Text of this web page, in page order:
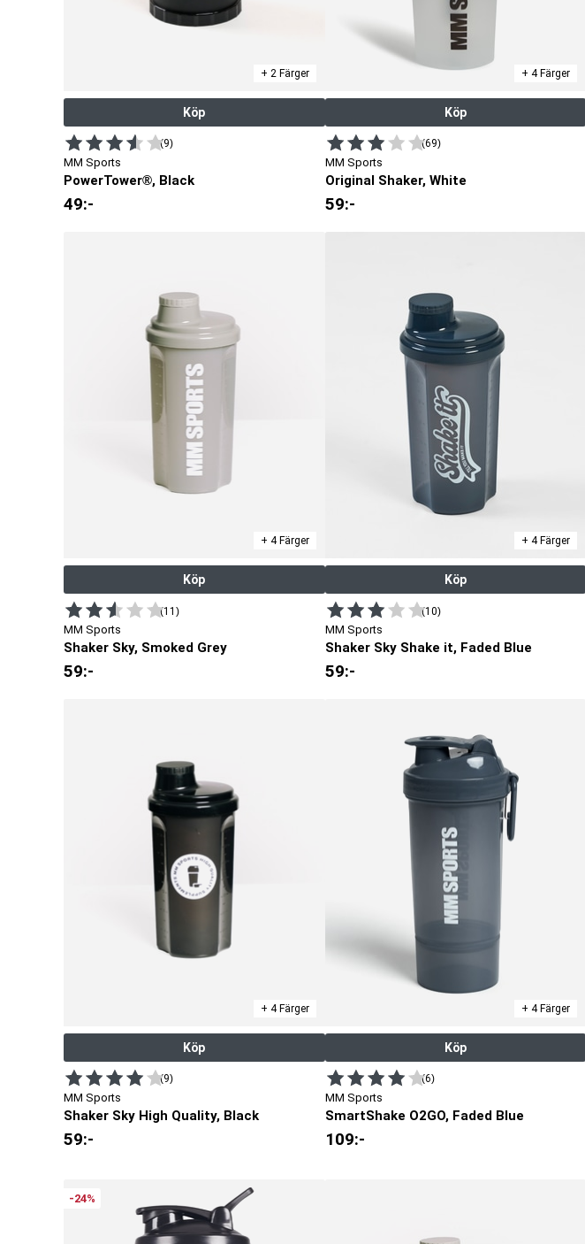
+ 2 Färger
Köp
(9)
MM Sports
PowerTower®, Black
49:-
+ 4 Färger
Köp
(69)
MM Sports
Original Shaker, White
59:-
+ 4 Färger
Köp
(11)
MM Sports
Shaker Sky, Smoked Grey
59:-
+ 4 Färger
Köp
(10)
MM Sports
Shaker Sky Shake it, Faded Blue
59:-
+ 4 Färger
Köp
(9)
MM Sports
Shaker Sky High Quality, Black
59:-
+ 4 Färger
Köp
(6)
MM Sports
SmartShake O2GO, Faded Blue
109:-
-24%